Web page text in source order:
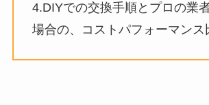
4.DIYでの交換手順とプロの業
場合の、コストパフォーマンス